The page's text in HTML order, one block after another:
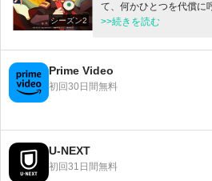
シーズン2
て、何かひとつを代償に
くれる。 呼び出し方は
七番目『トイレの花子さ
だ少女・八尋寧々。祓い
くんと共に、改変された
に戻すため、日々奔走
言う。 七不思議の中に
は裏切り者を炙り出すた
ていく。 二番目『ミサ
庫』を壊し、残る七不
含めると五つ…… 一方、
>>続きを読む
Prime Video
初回30日間無料
U-NEXT
初回31日間無料